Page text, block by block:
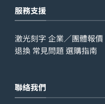
服務支援
激光刻字 企業／團體報價
退換 常見問題 選購指南
聯絡我們